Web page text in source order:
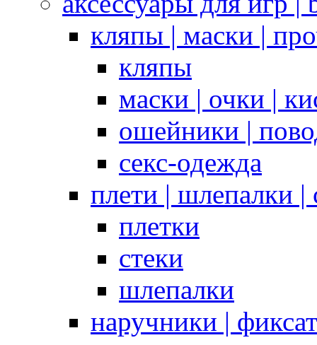
кляпы | маски |
кляпы
маски | очки |
ошейники |
секс-одежда
плети | шлепалки |
плетки
стеки
шлепалки
наручники |